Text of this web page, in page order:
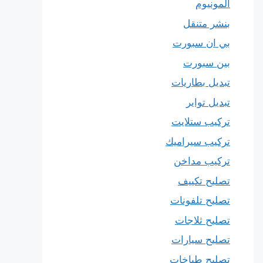
المونيوم
بنشر متنقل
بي ان سبورت
بين سبورت
تبديل بطاريات
تبديل تواير
تركيب ستلايت
تركيب سيراميك
تركيب مداخن
تصليح تكييف
تصليح تلفونات
تصليح ثلاجات
تصليح سيارات
تصليح طباخات